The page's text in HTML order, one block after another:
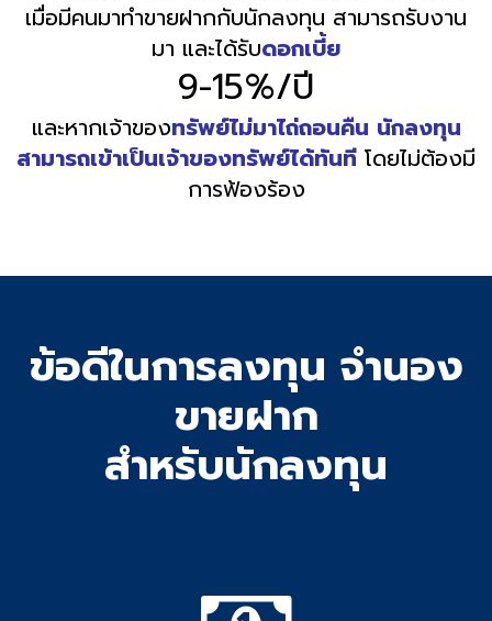
เมื่อมีคนมาทำขายฝากกับนักลงทุน สามารถรับงาน
มา และได้รับดอกเบี้ย
9-15%/ปี
และหากเจ้าของทรัพย์ไม่มาไถ่ถอนคืน นักลงทุน
สามารถเข้าเป็นเจ้าของทรัพย์ได้ทันที โดยไม่ต้องมี
การฟ้องร้อง
ข้อดีในการลงทุน จำนอง
ขายฝาก
สำหรับนักลงทุน